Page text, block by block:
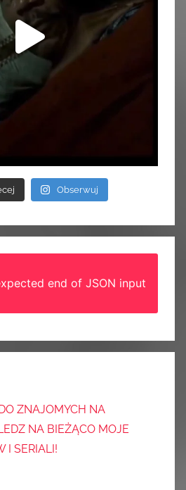
Obserwuj
end of JSON input
ZNAJOMYCH NA
NA BIEŻĄCO MOJE
I SERIALI!